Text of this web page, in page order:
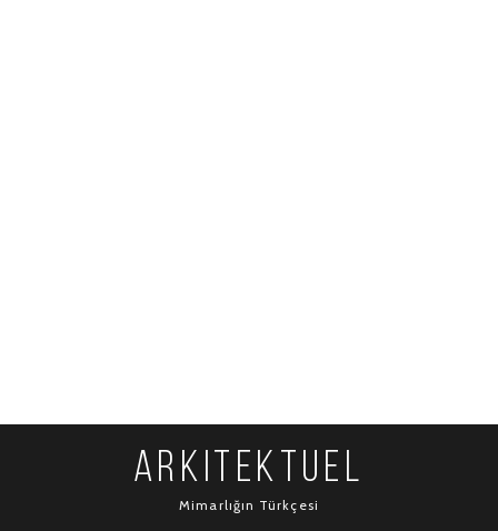
ARKITEKTUEL
Mimarlığın Türkçesi